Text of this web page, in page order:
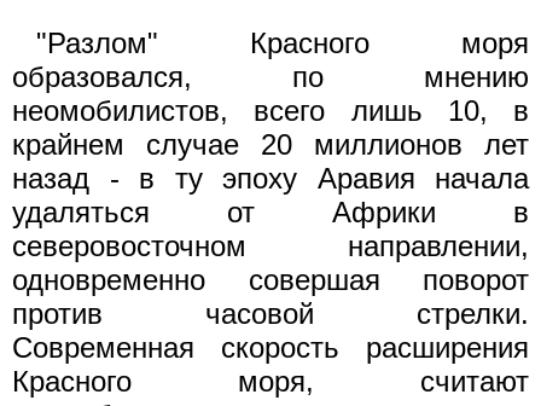
"Разлом" Красного моря
образовался, по мнению
неомобилистов, всего лишь 10, в
крайнем случае 20 миллионов лет
назад - в ту эпоху Аравия начала
удаляться от Африки в
северовосточном направлении,
одновременно совершая поворот
против часовой стрелки.
Современная скорость расширения
Красного моря, считают